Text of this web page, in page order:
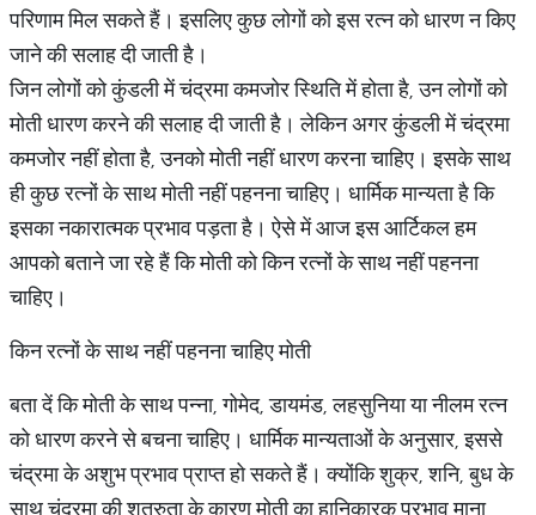
परिणाम मिल सकते हैं। इसलिए कुछ लोगों को इस रत्न को धारण न किए
जाने की सलाह दी जाती है।
जिन लोगों को कुंडली में चंद्रमा कमजोर स्थिति में होता है, उन लोगों को
मोती धारण करने की सलाह दी जाती है। लेकिन अगर कुंडली में चंद्रमा
कमजोर नहीं होता है, उनको मोती नहीं धारण करना चाहिए। इसके साथ
ही कुछ रत्नों के साथ मोती नहीं पहनना चाहिए। धार्मिक मान्यता है कि
इसका नकारात्मक प्रभाव पड़ता है। ऐसे में आज इस आर्टिकल हम
आपको बताने जा रहे हैं कि मोती को किन रत्नों के साथ नहीं पहनना
चाहिए।
किन रत्नों के साथ नहीं पहनना चाहिए मोती
बता दें कि मोती के साथ पन्ना, गोमेद, डायमंड, लहसुनिया या नीलम रत्न
को धारण करने से बचना चाहिए। धार्मिक मान्यताओं के अनुसार, इससे
चंद्रमा के अशुभ प्रभाव प्राप्त हो सकते हैं। क्योंकि शुक्र, शनि, बुध के
साथ चंद्रमा की शत्रुता के कारण मोती का हानिकारक प्रभाव माना